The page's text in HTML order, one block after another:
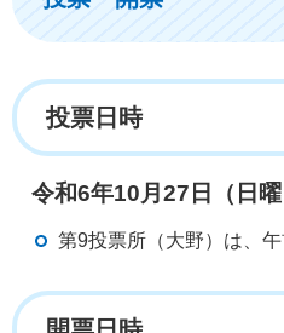
投票日時
令和6年10月27日（日
第9投票所（大野）は、